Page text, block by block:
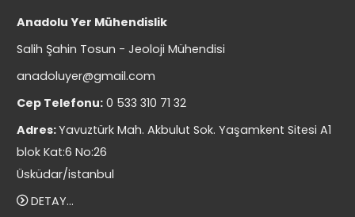
Anadolu Yer Mühendislik
Salih Şahin Tosun - Jeoloji Mühendisi
anadoluyer@gmail.com
Cep Telefonu: 0 533 310 71 32
Adres:Yavuztürk Mah. Akbulut Sok. Yaşamkent Sitesi A1
blok Kat:6 No:26
Üsküdar/istanbul
DETAY...